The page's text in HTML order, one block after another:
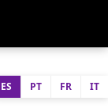
ES PT FR IT